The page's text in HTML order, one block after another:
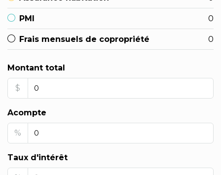
PMI 0
Frais mensuels de copropriété 0
Montant total
$
Acompte
%
Taux d'intérêt